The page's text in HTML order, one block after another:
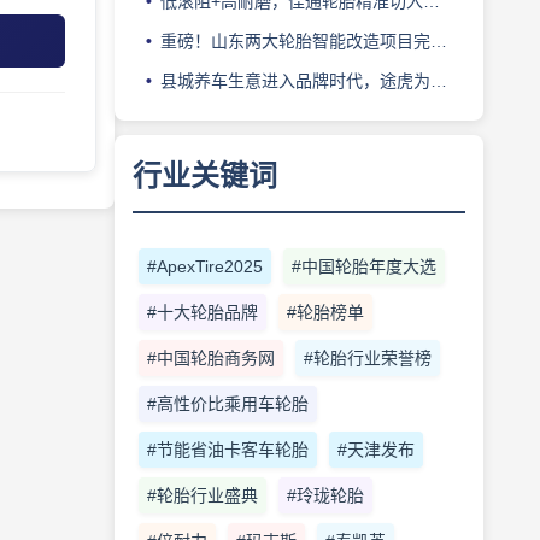
重磅！山东两大轮胎智能改造项目完成备案
县城养车生意进入品牌时代，途虎为何此时加码“万镇万店”？
行业关键词
#ApexTire2025 #中国轮胎年度大选
#十大轮胎品牌 #轮胎榜单
#中国轮胎商务网 #轮胎行业荣誉榜
#高性价比乘用车轮胎
#节能省油卡客车轮胎 #天津发布
#轮胎行业盛典 #玲珑轮胎